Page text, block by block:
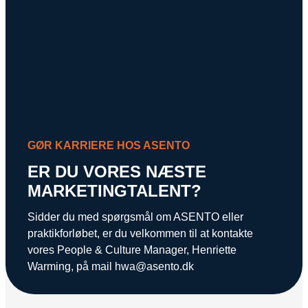
GØR KARRIERE HOS ASENTO
ER DU VORES NÆSTE
MARKETINGTALENT?
Sidder du med spørgsmål om ASENTO eller
praktikforløbet, er du velkommen til at kontakte
vores People & Culture Manager, Henriette
Warming, på mail
hwa@asento.dk